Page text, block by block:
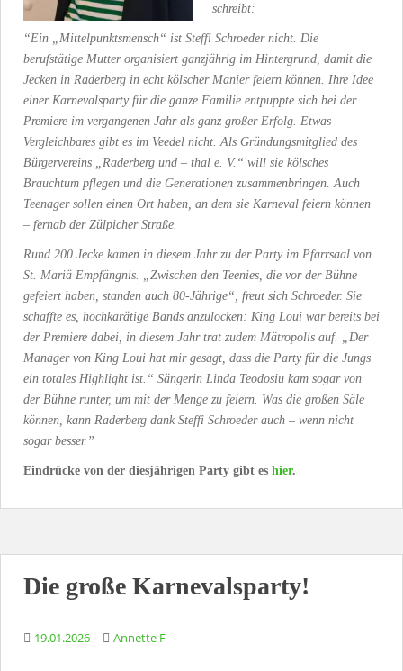
schreibt:
“Ein „Mittelpunktsmensch“ ist Steffi Schroeder nicht. Die
berufstätige Mutter organisiert ganzjährig im Hintergrund, damit die
Jecken in Raderberg in echt kölscher Manier feiern können. Ihre Idee
einer Karnevalsparty für die ganze Familie entpuppte sich bei der
Premiere im vergangenen Jahr als ganz großer Erfolg. Etwas
Vergleichbares gibt es im Veedel nicht. Als Gründungsmitglied des
Bürgervereins „Raderberg und – thal e. V.“ will sie kölsches
Brauchtum pflegen und die Generationen zusammenbringen. Auch
Teenager sollen einen Ort haben, an dem sie Karneval feiern können
– fernab der Zülpicher Straße.
Rund 200 Jecke kamen in diesem Jahr zu der Party im Pfarrsaal von
St. Mariä Empfängnis. „Zwischen den Teenies, die vor der Bühne
gefeiert haben, standen auch 80-Jährige“, freut sich Schroeder. Sie
schaffte es, hochkarätige Bands anzulocken: King Loui war bereits bei
der Premiere dabei, in diesem Jahr trat zudem Mätropolis auf. „Der
Manager von King Loui hat mir gesagt, dass die Party für die Jungs
ein totales Highlight ist.“ Sängerin Linda Teodosiu kam sogar von
der Bühne runter, um mit der Menge zu feiern. Was die großen Säle
können, kann Raderberg dank Steffi Schroeder auch – wenn nicht
sogar besser.”
Eindrücke von der diesjährigen Party gibt es hier.
Die große Karnevalsparty!
19.01.2026 Annette F